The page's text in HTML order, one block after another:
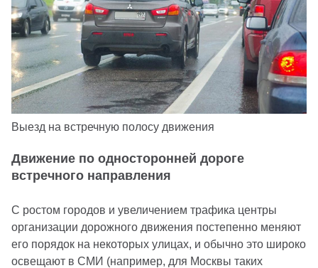
Выезд на встречную полосу движения
Движение по односторонней дороге
встречного направления
С ростом городов и увеличением трафика центры
организации дорожного движения постепенно меняют
его порядок на некоторых улицах, и обычно это широко
освещают в СМИ (например, для Москвы таких